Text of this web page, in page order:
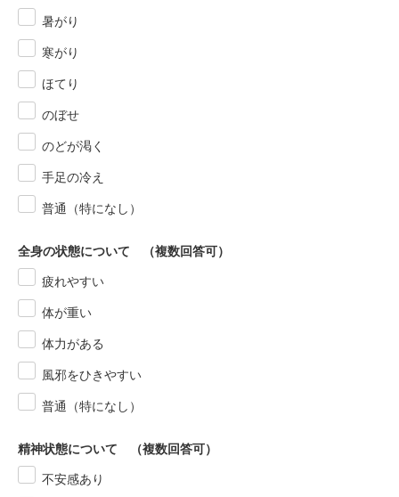
暑がり
寒がり
ほてり
のぼせ
のどが渇く
手足の冷え
普通（特になし）
全身の状態について （複数回答可）
疲れやすい
体が重い
体力がある
風邪をひきやすい
普通（特になし）
精神状態について （複数回答可）
不安感あり